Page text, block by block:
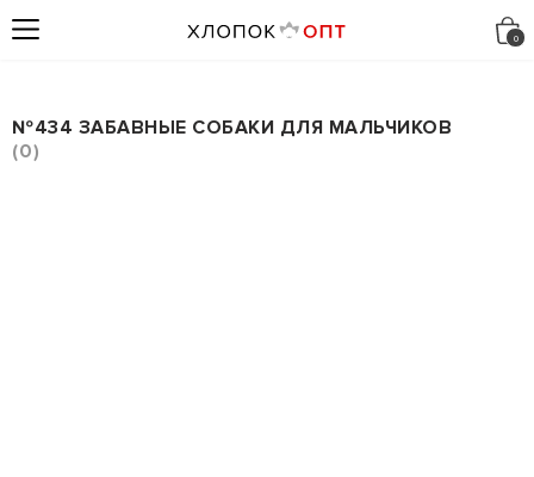
№434 ЗАБАВНЫЕ СОБАКИ ДЛЯ МАЛЬЧИКОВ
0